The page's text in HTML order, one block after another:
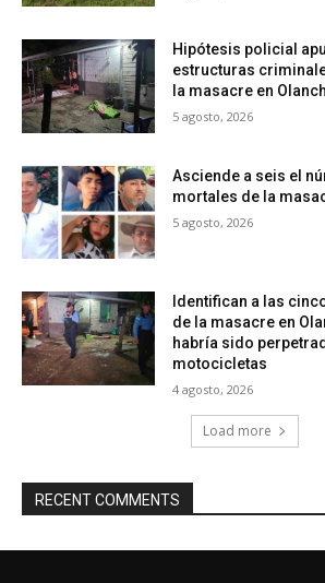
Hipótesis policial
estructuras
la masacre en
5 agosto, 2026
Asciende a seis el
mortales de la
5 agosto, 2026
Identifican a las
de la masacre en
habría sido
motocicletas
4 agosto, 2026
Load more
RECENT COMMENTS